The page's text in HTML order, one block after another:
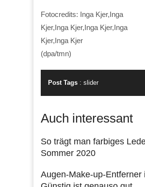
Fotocredits: Inga Kjer,Inga
Kjer,Inga Kjer,Inga Kjer,Inga
Kjer,Inga Kjer
(dpa/tmn)
Post Tags : slider
Auch interessant
So trägt man farbiges
Sommer 2020
Augen-Make-up-Entferner